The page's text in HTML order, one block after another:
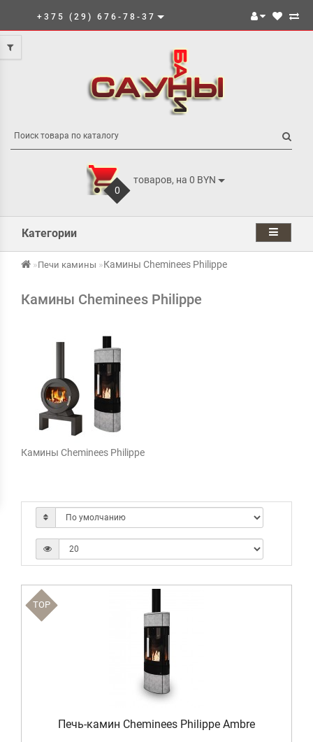
+375 (29) 676-78-37
0
товаров, на 0 BYN
Категории
Печи камины Камины Cheminees Philippe
Камины Cheminees Philippe
Камины Cheminees Philippe
TOP
Печь-камин Cheminees Philippe Ambre